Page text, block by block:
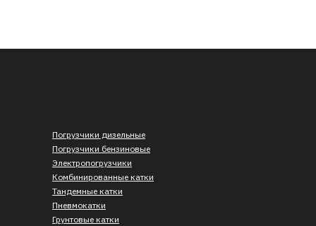
Погрузчики дизельные
Погрузчики бензиновые
Электропогрузчики
Комбинированные катки
Грунтовые катки
Тандемные катки
Пневмокатки